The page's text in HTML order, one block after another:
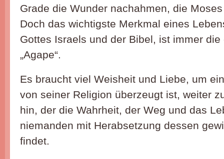
Grade die Wunder nachahmen, die
Doch das wichtigste Merkmal eines
Gottes Israels und der Bibel, ist immer
„Agape“.
Es braucht viel Weisheit und Liebe, um
von seiner Religion überzeugt ist, weiter
hin, der die Wahrheit, der Weg und das
niemanden mit Herabsetzung dessen
findet.